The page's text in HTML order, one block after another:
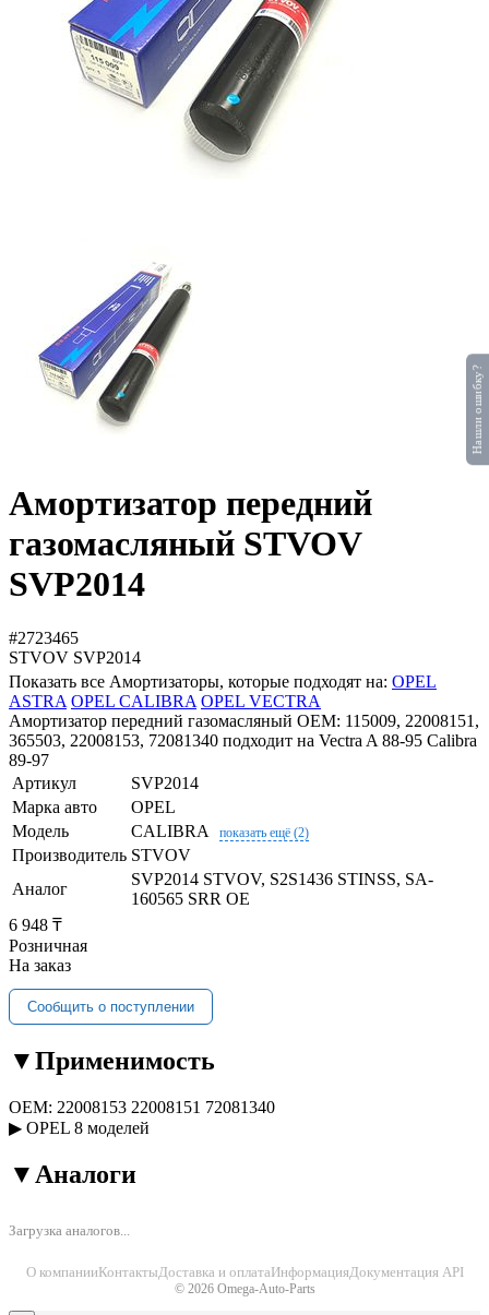
Амортизатор передний
газомасляный STVOV
SVP2014
#2723465
STVOV SVP2014
Показать все Амортизаторы, которые подходят на: OPEL
ASTRA OPEL CALIBRA OPEL VECTRA
Амортизатор передний газомасляный OEM: 115009, 22008151,
365503, 22008153, 72081340 подходит на Vectra A 88-95 Calibra
89-97
Артикул
SVP2014
Марка авто
OPEL
Модель
CALIBRA показать ещё (2)
Производитель STVOV
Аналог
SVP2014 STVOV, S2S1436 STINSS, SA-
160565 SRR OE
6 948 ₸
Розничная
На заказ
Сообщить о поступлении
▼Применимость
OEM: 22008153 22008151 72081340
▶ OPEL 8 моделей
▼ Аналоги
Загрузка аналогов...
О компанииКонтактыДоставка и оплатаИнформацияДокументация API
© 2026 Omega-Auto-Parts
Нашли ошибку?